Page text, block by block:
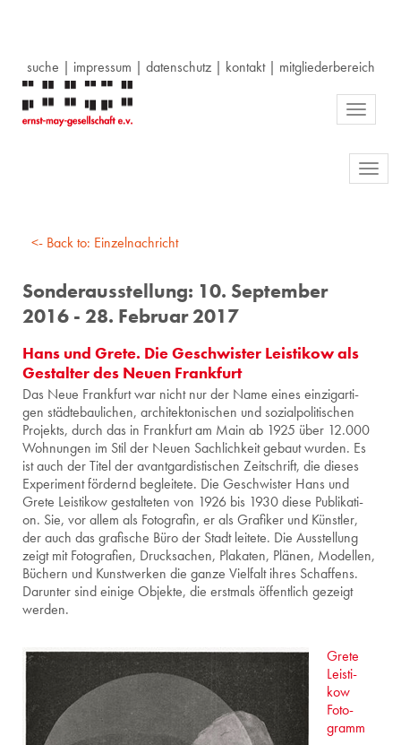
suche | impressum | datenschutz| kontakt| mitgliederbereich
Toggle
<- Back to: Einzelnachricht
Sonderausstellung: 10. September
2016 - 28. Februar 2017
Hans und Grete. Die Geschwister Leistikow als
Gestalter des Neuen Frankfurt
Das Neue Frank­furt war nicht nur der Name eines ein­zig­ar­ti­
gen städ­te­bau­li­chen, ar­chi­tek­to­ni­schen und so­zi­al­po­li­ti­schen
Pro­jekts, durch das in Frank­furt am Main ab 1925 über 12.000
Woh­nun­gen im Stil der Neuen Sach­lich­keit ge­baut wur­den. Es
ist auch der Titel der avant­gar­dis­ti­schen Zeit­schrift, die die­ses
Ex­pe­ri­ment för­dernd be­glei­te­te. Die Ge­schwis­ter Hans und
Grete Leis­ti­kow ge­stal­te­ten von 1926 bis 1930 diese Pu­bli­ka­ti­
on. Sie, vor allem als Fo­to­gra­fin, er als Gra­fi­ker und Künst­ler,
der auch das gra­fi­sche Büro der Stadt lei­te­te. Die Aus­stel­lung
zeigt mit Fo­to­gra­fi­en, Druck­sa­chen, Pla­ka­ten, Plä­nen, Mo­del­len,
Bü­chern und Kunst­wer­ken die ganze Viel­falt ihres Schaf­fens.
Dar­un­ter sind ei­ni­ge Ob­jek­te, die erst­mals öf­fent­lich ge­zeigt
wer­den.
Grete
Leis­ti­
kow
Fo­to­
gramm